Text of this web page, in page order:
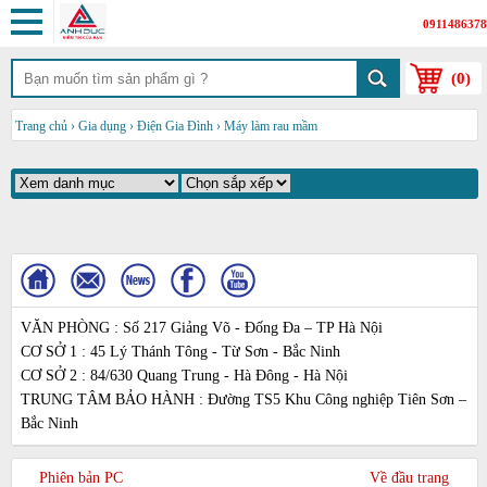
0911486378
(0)
Trang chủ › Gia dụng › Điện Gia Đình › Máy làm rau mầm
VĂN PHÒNG : Số 217 Giảng Võ - Đống Đa – TP Hà Nội
CƠ SỞ 1 : 45 Lý Thánh Tông - Từ Sơn - Bắc Ninh
CƠ SỞ 2 : 84/630 Quang Trung - Hà Đông - Hà Nội
TRUNG TÂM BẢO HÀNH : Đường TS5 Khu Công nghiệp Tiên Sơn –
Bắc Ninh
Phiên bản PC Về đầu trang